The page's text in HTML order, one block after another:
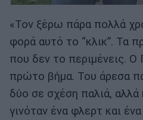
«Τον ξέρω πάρα πολλά
φορά αυτό το “κλικ”. Τα
που δεν το περιμένεις.
πρώτο βήμα. Του άρεσα
δύο σε σχέση παλιά, αλλά
γινόταν ένα φλερτ και